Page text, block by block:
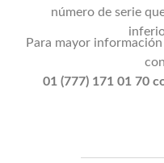
número de serie
Para mayor
01 (777) 171 01 70